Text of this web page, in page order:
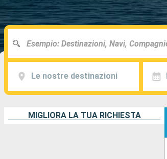
Le nostre destinazioni
MIGLIORA LA TUA RICHIESTA